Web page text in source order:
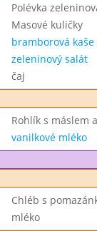
Polévka
Masové kuličky
bramborová kaše
zeleninový salát
čaj
Rohlík s máslem
vanilkové mléko
Chléb s
mléko